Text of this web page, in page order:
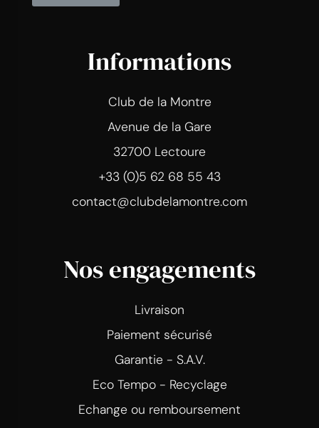
Informations
Club de la Montre
Avenue de la Gare
32700 Lectoure
+33 (0)5 62 68 55 43
contact@clubdelamontre.com
Nos engagements
Livraison
Paiement sécurisé
Garantie - S.A.V.
Eco Tempo - Recyclage
Echange ou remboursement